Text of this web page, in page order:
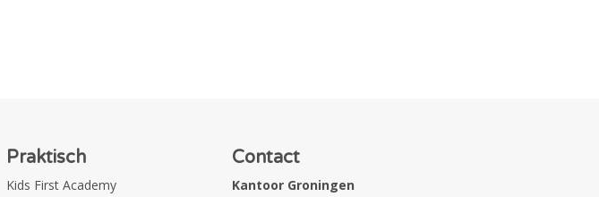
Praktisch
Kids First Academy
Contact
Kantoor Groningen